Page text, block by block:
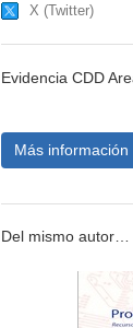
X (Twitter)
Evidencia CDD
Más información
Del mismo autor…